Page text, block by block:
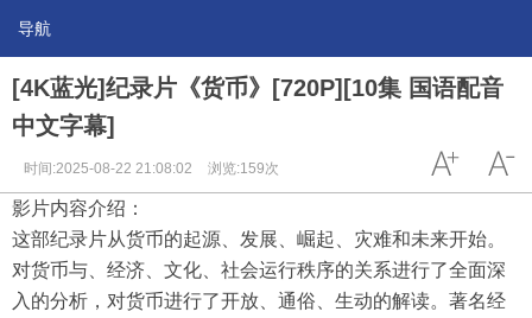
导航
[4K蓝光]纪录片《货币》[720P][10集 国语配音
中文字幕]
时间:2025-08-22 21:08:02 浏览:159次
影片内容介绍：
这部纪录片从货币的起源、发展、崛起、灾难和未来开始。
对货币与、经济、文化、社会运行秩序的关系进行了全面深
入的分析，对货币进行了开放、通俗、生动的解读。著名经